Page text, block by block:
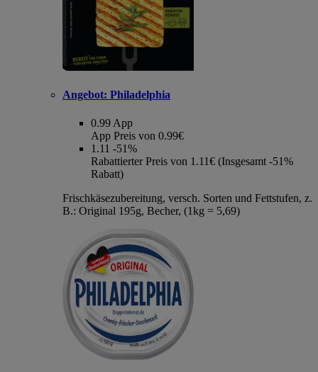
Angebot: Philadelphia
0.99 App
App Preis von 0.99€
1.11 -51%
Rabattierter Preis von 1.11€ (Insgesamt -51%
Rabatt)
Frischkäsezubereitung, versch. Sorten und Fettstufen, z.
B.: Original 195g, Becher, (1kg = 5,69)